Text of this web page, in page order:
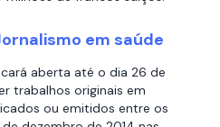
em saúde
aberta até o dia 26 de
trabalhos originais em
ou emitidos entre os